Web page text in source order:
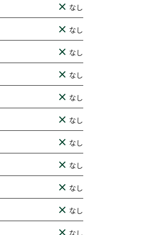
なし
なし
なし
なし
なし
なし
なし
なし
なし
なし